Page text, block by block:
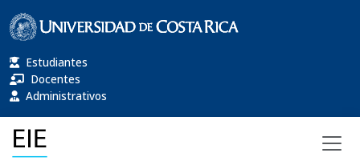
Estudiantes
Docentes
Administrativos